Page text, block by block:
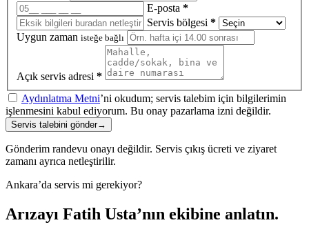
E-posta *
Servis bölgesi *
Uygun zaman isteğe bağlı
Açık servis adresi *
Aydınlatma Metni’ni okudum; servis talebim için bilgilerimin
işlenmesini kabul ediyorum. Bu onay pazarlama izni değildir.
Servis talebini gönder→
Gönderim randevu onayı değildir. Servis çıkış ücreti ve ziyaret
zamanı ayrıca netleştirilir.
Ankara’da servis mi gerekiyor?
Arızayı Fatih Usta’nın ekibine anlatın.